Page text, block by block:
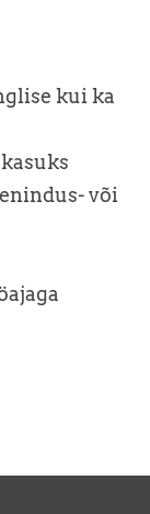
kui ka
või